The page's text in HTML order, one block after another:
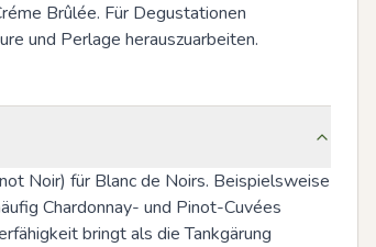
Brûlée. Für Degustationen
und Perlage herauszuarbeiten.
Noir) für Blanc de Noirs. Beispielsweise
Chardonnay- und Pinot-Cuvées
bringt als die Tankgärung